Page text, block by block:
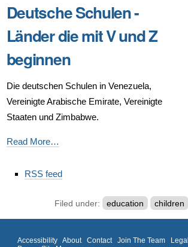
Länder
die
mit
und
U
beginnen
-
Deutsche Schulen -
Länder die mit V und Z
beginnen
Die deutschen Schulen in Venezuela,
Vereinigte Arabische Emirate, Vereinigte
Staaten und Zimbabwe.
Deutsche
mit
Read More…
Actions
RSS feed
Filed under: education children
Accessibility About Contact Join The Team Legal